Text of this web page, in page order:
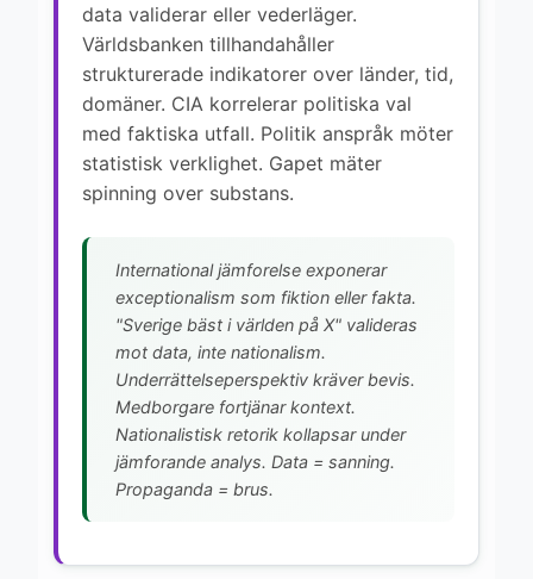
data validerar eller vederläger.
Världsbanken tillhandahåller
strukturerade indikatorer over länder, tid,
domäner. CIA korrelerar politiska val
med faktiska utfall. Politik anspråk möter
statistisk verklighet. Gapet mäter
spinning over substans.
International jämforelse exponerar
exceptionalism som fiktion eller fakta.
"Sverige bäst i världen på X" valideras
mot data, inte nationalism.
Underrättelseperspektiv kräver bevis.
Medborgare fortjänar kontext.
Nationalistisk retorik kollapsar under
jämforande analys. Data = sanning.
Propaganda = brus.